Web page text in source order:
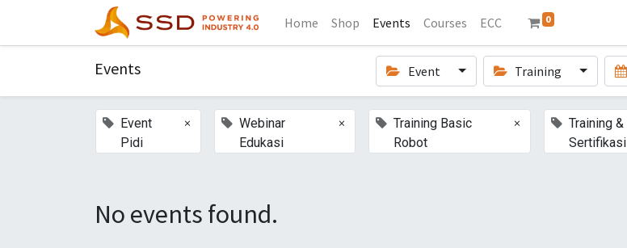
Home Shop Events Courses ECC 0
Events Event Training
Event
Pidi
×
Webinar
Edukasi
×
Training Basic
Robot
×
Training &
Sertifikasi
No events found.